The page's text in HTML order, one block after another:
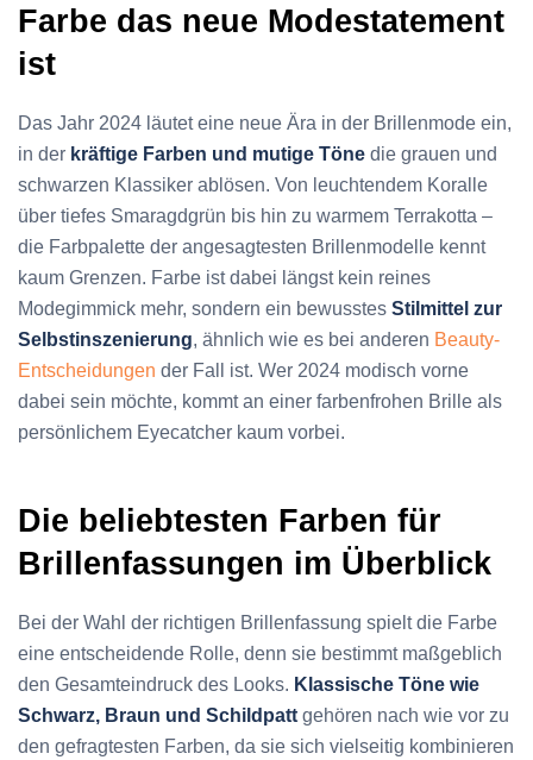
Farbe das neue Modestatement
ist
Das Jahr 2024 läutet eine neue Ära in der Brillenmode ein,
in der kräftige Farben und mutige Töne die grauen und
schwarzen Klassiker ablösen. Von leuchtendem Koralle
über tiefes Smaragdgrün bis hin zu warmem Terrakotta –
die Farbpalette der angesagtesten Brillenmodelle kennt
kaum Grenzen. Farbe ist dabei längst kein reines
Modegimmick mehr, sondern ein bewusstes Stilmittel zur
Selbstinszenierung, ähnlich wie es bei anderen Beauty-
Entscheidungen der Fall ist. Wer 2024 modisch vorne
dabei sein möchte, kommt an einer farbenfrohen Brille als
persönlichem Eyecatcher kaum vorbei.
Die beliebtesten Farben für
Brillenfassungen im Überblick
Bei der Wahl der richtigen Brillenfassung spielt die Farbe
eine entscheidende Rolle, denn sie bestimmt maßgeblich
den Gesamteindruck des Looks. Klassische Töne wie
Schwarz, Braun und Schildpatt gehören nach wie vor zu
den gefragtesten Farben, da sie sich vielseitig kombinieren